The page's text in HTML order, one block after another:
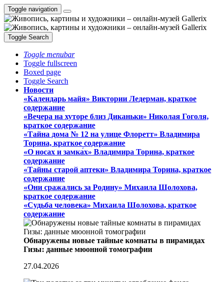
Toggle navigation
Toggle Search
Toggle menubar
Toggle fullscreen
Boxed page
Toggle Search
Новости
«Календарь майя» Виктории Ледерман, краткое
содержание
«Вечера на хуторе близ Диканьки» Николая Гоголя,
краткое содержание
«Тайна дома № 12 на улице Флоретт» Владимира
Торина, краткое содержание
«О носах и замка́х» Владимира Торина, краткое
содержание
«Тайны старой аптеки» Владимира Торина, краткое
содержание
«Они сражались за Родину» Михаила Шолохова,
краткое содержание
«Судьба человека» Михаила Шолохова, краткое
содержание
Обнаружены новые тайные комнаты в пирамидах
Гизы: данные мюонной томографии
27.04.2026